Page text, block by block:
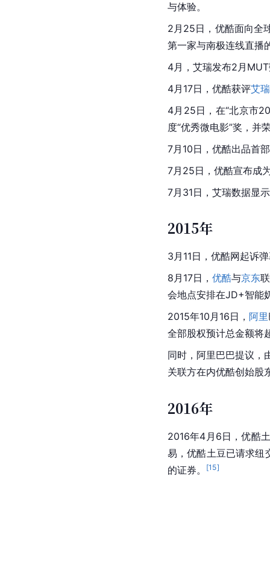
与体验。
2月25日，优酷面向全
第一家与南极连线直播
4月， 艾瑞发布2月
4月17日，优酷获评艾瑞
4月25日，在“北京市
度“优秀微电影”奖，并
7月10日，优酷出品首
7月25日，优酷宣布成
7月31日， 艾瑞数据显
2015年
3月11日，优酷网起诉
8月17日， 优酷与京东
会地点安排在JD+智能
2015年10月16日， 阿里
全部股权预计总金额将
同时，阿里巴巴提议，
关联方在内优酷创始股
2016年
2016年4月6日，优酷
易，优酷土豆已请求纽
的证券。
[15]